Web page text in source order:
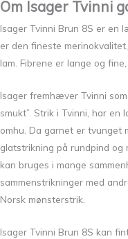
Om Isager Tvinni
Isager Tvinni Brun 8S er en
er den fineste
lam. Fibrene er lange og
Isager fremhæver Tvinni
smukt”. Strik i Tvinni, har en
omhu. Da garnet er tvunget
glatstrikning på rundpind
kan bruges i mange
sammenstrikninger med
Norsk mønsterstrik.
Isager Tvinni Brun 8S kan